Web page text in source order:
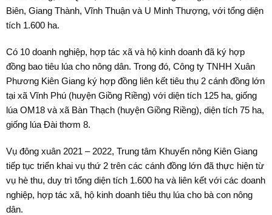
Biên, Giang Thành, Vĩnh Thuận và U Minh Thượng, với tổng diện
tích 1.600 ha.
Có 10 doanh nghiệp, hợp tác xã và hộ kinh doanh đã ký hợp
đồng bao tiêu lúa cho nông dân. Trong đó, Công ty TNHH Xuân
Phương Kiên Giang ký hợp đồng liên kết tiêu thụ 2 cánh đồng lớn
tại xã Vĩnh Phú (huyện Giồng Riềng) với diện tích 125 ha, giống
lúa OM18 và xã Bàn Thạch (huyện Giồng Riềng), diện tích 75 ha,
giống lúa Đài thơm 8.
Vụ đông xuân 2021 – 2022, Trung tâm Khuyến nông Kiên Giang
tiếp tục triển khai vụ thứ 2 trên các cánh đồng lớn đã thực hiện từ
vụ hè thu, duy trì tổng diện tích 1.600 ha và liên kết với các doanh
nghiệp, hợp tác xã, hộ kinh doanh tiêu thụ lúa cho bà con nông
dân.